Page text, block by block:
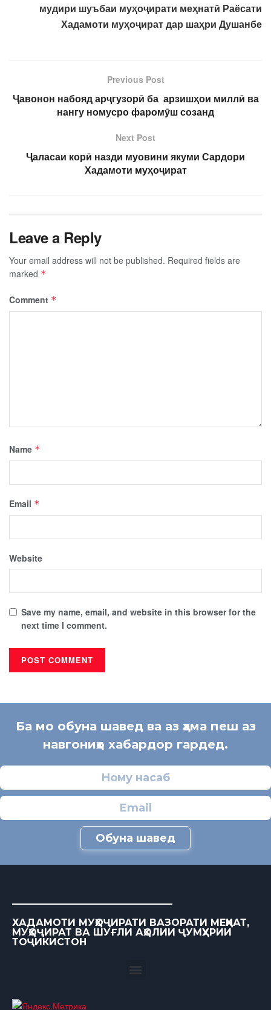
мудири шуъбаи муҳоҷирати меҳнатӣ Раёсати
Хадамоти муҳоҷират дар шаҳри Душанбе
Previous Post
Ҷавонон набояд арҷгузорӣ ба арзишҳои миллӣ ва
нангу номусро фаромӯш созанд
Next Post
Ҷаласаи корӣ назди муовини якуми Сардори
Хадамоти муҳоҷират
Leave a Reply
Your email address will not be published. Required fields are
marked *
Comment *
Name *
Email *
Website
Save my name, email, and website in this browser for the
next time I comment.
Ба мо обуна шавед ва аз ҳама пеш аз
навгониҳо хабардор гардед.
Обуна шавед
ХАДАМОТИ МУҲОҶИРАТИ ВАЗОРАТИ МЕҲНАТ,
МУҲОҶИРАТ ВА ШУҒЛИ АҲОЛИИ ҶУМҲУРИИ
ТОҶИКИСТОН